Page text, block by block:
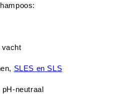
SLES en SLS
neutraal